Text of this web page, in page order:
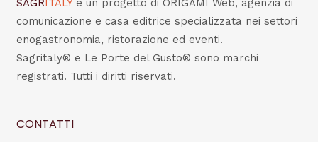
SAGRITALY è un progetto di ORIGAMI Web, agenzia di
comunicazione e casa editrice specializzata nei settori
enogastronomia, ristorazione ed eventi.
Sagritaly® e Le Porte del Gusto® sono marchi
registrati. Tutti i diritti riservati.
CONTATTI